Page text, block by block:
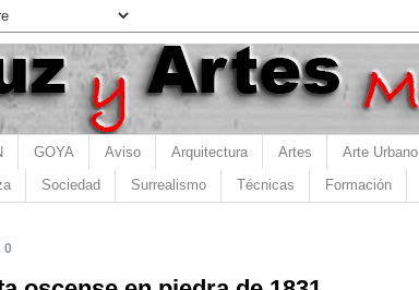
GOYA Aviso Arquitectura Artes Arte Urbano
Sociedad Surrealismo Técnicas Formación